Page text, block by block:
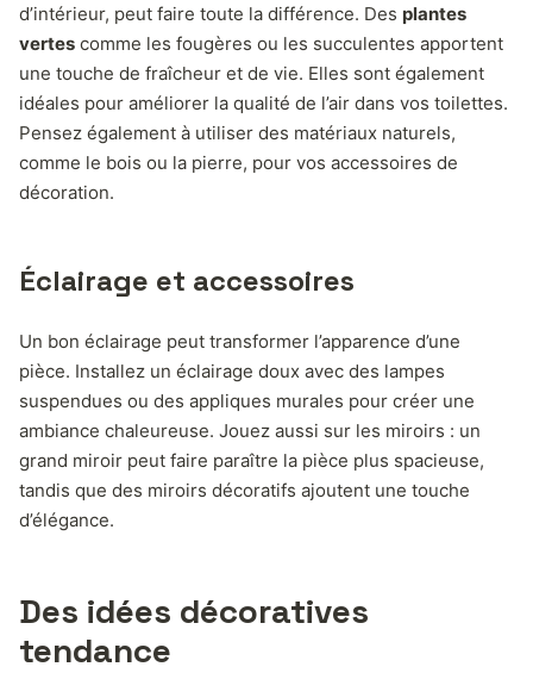
d’intérieur, peut faire toute la différence. Des plantes
vertes comme les fougères ou les succulentes apportent
une touche de fraîcheur et de vie. Elles sont également
idéales pour améliorer la qualité de l’air dans vos toilettes.
Pensez également à utiliser des matériaux naturels,
comme le bois ou la pierre, pour vos accessoires de
décoration.
Éclairage et accessoires
Un bon éclairage peut transformer l’apparence d’une
pièce. Installez un éclairage doux avec des lampes
suspendues ou des appliques murales pour créer une
ambiance chaleureuse. Jouez aussi sur les miroirs : un
grand miroir peut faire paraître la pièce plus spacieuse,
tandis que des miroirs décoratifs ajoutent une touche
d’élégance.
Des idées décoratives
tendance